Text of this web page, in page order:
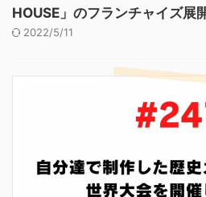
HOUSE」のフランチャイズ展
2022/5/11